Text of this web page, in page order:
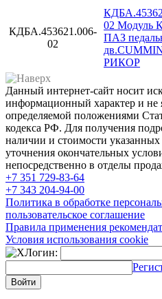
КДБА.453621.006-
02
02 Модуль
ПАЗ
РИКОР
Данный интернет-сайт носит
информационный характер и не
определяемой положениями
кодекса РФ. Для получения
наличии и стоимости указанных
уточнения окончательных
непосредственно в отделы
+7 351 729-83-64
+7 343 204-94-00
Политика в обработке
пользовательское соглашение
Правила применения
Условия использования cookie
Логин: